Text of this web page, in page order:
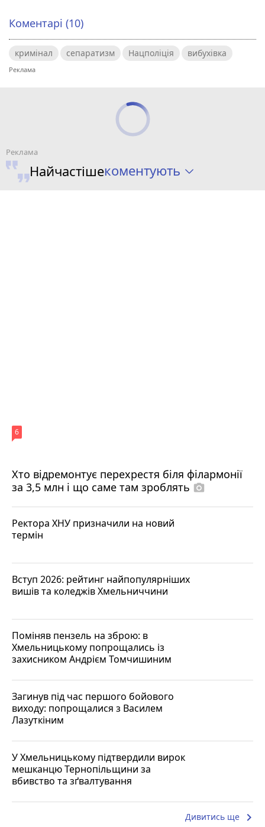
Коментарі (10)
кримінал сепаратизм Нацполіція вибухівка
Найчастішекоментують
Хто відремонтує перехрестя біля філармонії
за 3,5 млн і що саме там зроблять photo_camera
6
Ректора ХНУ призначили на новий
термін
Вступ 2026: рейтинг найпопулярніших
вишів та коледжів Хмельниччини
Поміняв пензель на зброю: в
Хмельницькому попрощались із
захисником Андрієм Томчишиним
Загинув під час першого бойового
виходу: попрощалися з Василем
Лазуткіним
У Хмельницькому підтвердили вирок
мешканцю Тернопільщини за
вбивство та зґвалтування
Дивитись ще keyboard_arrow_right